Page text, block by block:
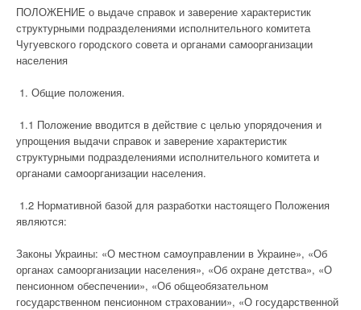
ПОЛОЖЕНИЕ о выдаче справок и заверение характеристик
структурными подразделениями исполнительного комитета
Чугуевского городского совета и органами самоорганизации
населения
1. Общие положения.
1.1 Положение вводится в действие с целью упорядочения и
упрощения выдачи справок и заверение характеристик
структурными подразделениями исполнительного комитета и
органами самоорганизации населения.
1.2 Нормативной базой для разработки настоящего Положения
являются:
Законы Украины: «О местном самоуправлении в Украине», «Об
органах самоорганизации населения», «Об охране детства», «О
пенсионном обеспечении», «Об общеобязательном
государственном пенсионном страховании», «О государственной